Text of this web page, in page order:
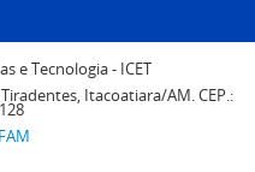
e Tecnologia - ICET
Itacoatiara/AM. CEP.: